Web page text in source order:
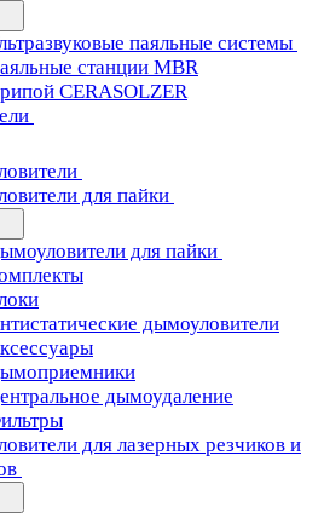
паяльные системы
станции MBR
CERASOLZER
для пайки
для пайки
дымоуловители
дымоудаление
для лазерных резчиков и